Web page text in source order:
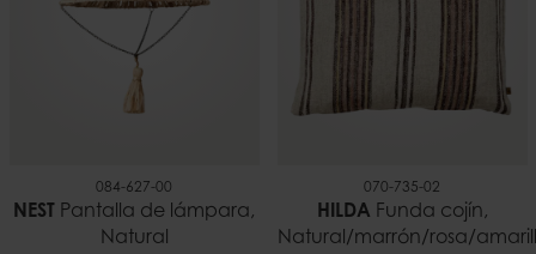
084-627-00
NEST
Pantalla de lámpara,
Natural
070-735-02
HILDA Funda cojín,
Natural/marrón/rosa/